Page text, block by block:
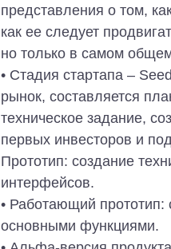
представления о том,
как ее следует
но только в самом
• Стадия стартапа –
рынок, составляется
техническое задание,
первых инвесторов и
Прототип: создание
интерфейсов.
• Работающий прототип:
основными функциями.